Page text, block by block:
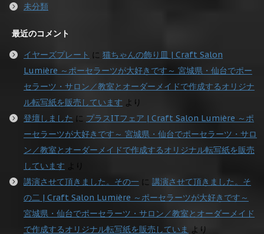
未分類
最近のコメント
イヤーズプレート に 猫ちゃんの飾り皿 | Craft Salon
Lumière ～ポーセラーツが大好きです～ 宮城県・仙台でポー
セラーツ・サロン／教室とオーダーメイドで作成するオリジナ
ル転写紙を販売しています より
登壇しました に プラスITフェア | Craft Salon Lumière ～ポ
ーセラーツが大好きです～ 宮城県・仙台でポーセラーツ・サロ
ン／教室とオーダーメイドで作成するオリジナル転写紙を販売
しています より
講演させて頂きました。その一 に 講演させて頂きました。そ
の二 | Craft Salon Lumière ～ポーセラーツが大好きです～
宮城県・仙台でポーセラーツ・サロン／教室とオーダーメイド
で作成するオリジナル転写紙を販売していま より